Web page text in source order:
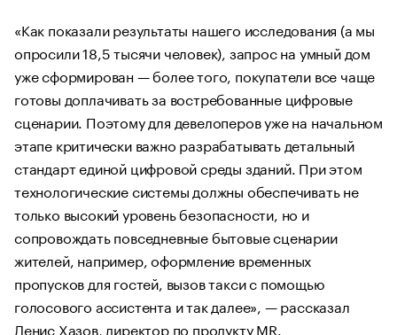
«Как показали результаты нашего исследования (а мы
опросили 18,5 тысячи человек), запрос на умный дом
уже сформирован — более того, покупатели все чаще
готовы доплачивать за востребованные цифровые
сценарии. Поэтому для девелоперов уже на начальном
этапе критически важно разрабатывать детальный
стандарт единой цифровой среды зданий. При этом
технологические системы должны обеспечивать не
только высокий уровень безопасности, но и
сопровождать повседневные бытовые сценарии
жителей, например, оформление временных
пропусков для гостей, вызов такси с помощью
голосового ассистента и так далее», — рассказал
Денис Хазов, директор по продукту MR.